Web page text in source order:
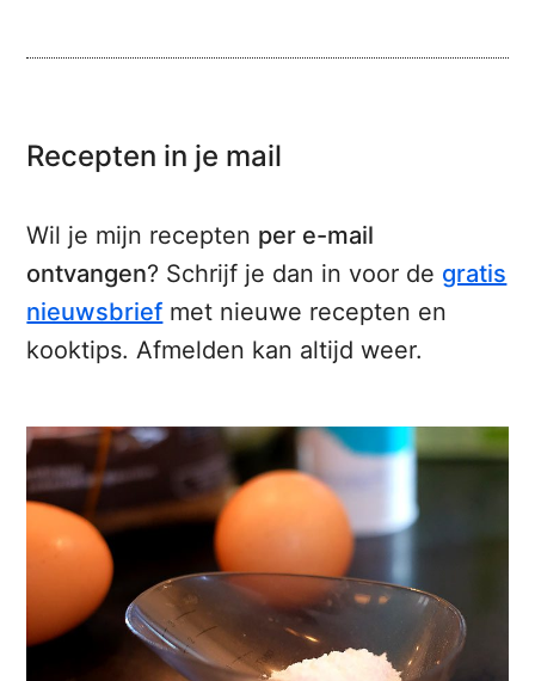
Recepten in je mail
Wil je mijn recepten per e-mail
ontvangen? Schrijf je dan in voor de gratis
nieuwsbrief met nieuwe recepten en
kooktips. Afmelden kan altijd weer.